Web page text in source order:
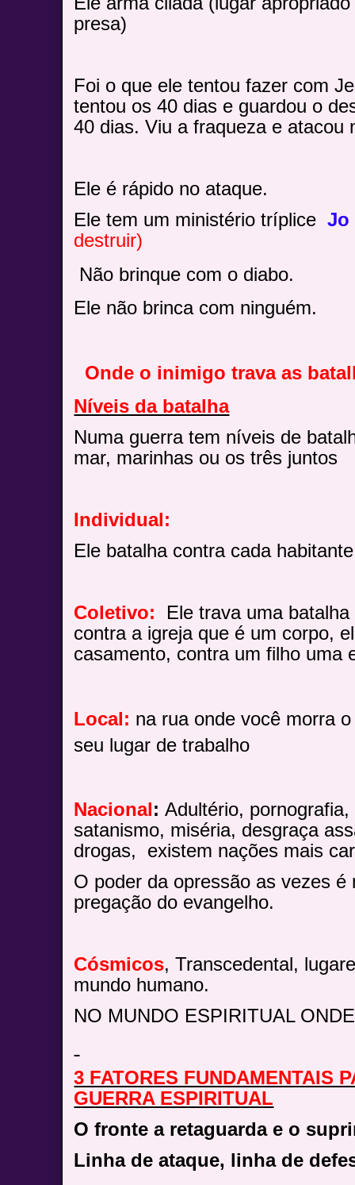
presa)
Foi o que ele tentou fazer com
tentou os 40 dias e guardou o
40 dias. Viu a fraqueza e atacou
Ele é rápido no ataque.
Ele tem um ministério tríplice Jo
destruir)
Não brinque com o diabo.
Ele não brinca com ninguém.
Onde o inimigo trava as
Níveis da batalha
Numa guerra tem níveis de
mar, marinhas ou os três juntos
Individual:
Ele batalha contra cada
Coletivo:
Ele trava uma
contra a igreja que é um corpo,
casamento, contra um filho uma
Local: na rua onde você morra
seu lugar de trabalho
Nacional:Adultério,
satanismo, miséria, desgraça
drogas,
existem nações mais
O poder da opressão as vezes é
pregação do evangelho.
Cósmicos, Transcedental,
mundo humano.
NO MUNDO ESPIRITUAL
3 FATORES FUNDAMENTAIS
GUERRA ESPIRITUAL
O fronte a retaguarda e o
Linha de ataque, linha de